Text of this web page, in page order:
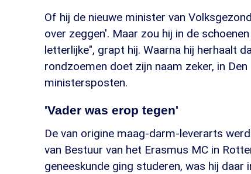
Of hij de nieuwe minister van
over zeggen'. Maar zou hij in de
letterlijke", grapt hij. Waarna hij herhaalt
rondzoemen doet zijn naam zeker, in
ministersposten.
'Vader was erop tegen'
De van origine maag-darm-leverarts
van Bestuur van het Erasmus MC in
geneeskunde ging studeren, was hij